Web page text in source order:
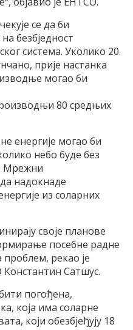
се да би
безбједност
система. Уколико 20.
прије настанка
могао би
80 средњих
енергије могао би
небо буде без
Мрежни
надокнаде
из соларних
своје планове
посебне радне
проблем, рекао је
Сатшус.
погођена,
која има соларне
који обезбјеђују 18